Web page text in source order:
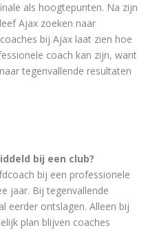
als hoogtepunten. Na zijn
Ajax zoeken naar
bij Ajax laat zien hoe
coach kan zijn, want
tegenvallende resultaten
bij een club?
bij een professionele
jaar. Bij tegenvallende
eerder ontslagen. Alleen bij
plan blijven coaches